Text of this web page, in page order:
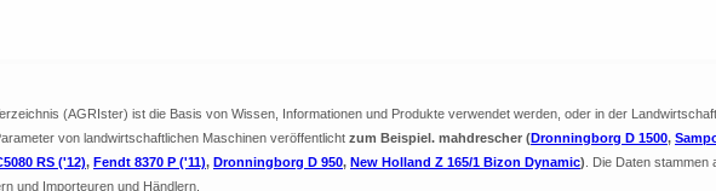
(AGRIster) ist die Basis von Wissen, Informationen und Produkte verwendet werden, oder in der
von landwirtschaftlichen Maschinen veröffentlicht zum Beispiel. mahdrescher (Dronningborg D 1500,
RS ('12), Fendt 8370 P ('11), Dronningborg D 950, New Holland Z 165/1 Bizon Dynamic) . Die Daten
und Importeuren und Händlern.